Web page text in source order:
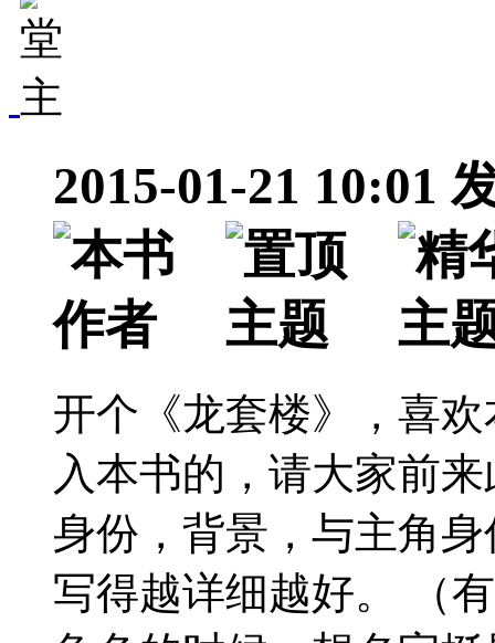
2015-01-21 10:01
开个《龙套楼》，喜
入本书的，请大家前
身份，背景，与主角
写得越详细越好。 （